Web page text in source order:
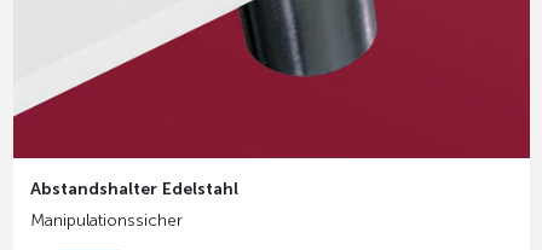
Abstandshalter Edelstahl
Manipulationssicher